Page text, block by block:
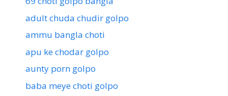
adult chuda chudir golpo
ammu bangla choti
apu ke chodar golpo
aunty porn golpo
baba meye choti golpo